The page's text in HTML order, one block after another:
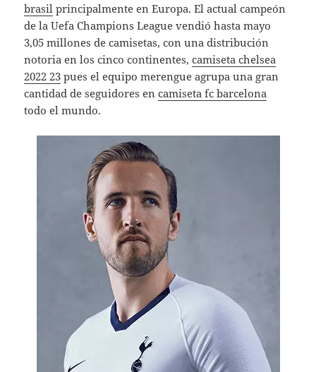
brasil principalmente en Europa. El actual campeón
de la Uefa Champions League vendió hasta mayo
3,05 millones de camisetas, con una distribución
notoria en los cinco continentes,camiseta chelsea
2022 23 pues el equipo merengue agrupa una gran
cantidad de seguidores encamiseta fc barcelona
todo el mundo.